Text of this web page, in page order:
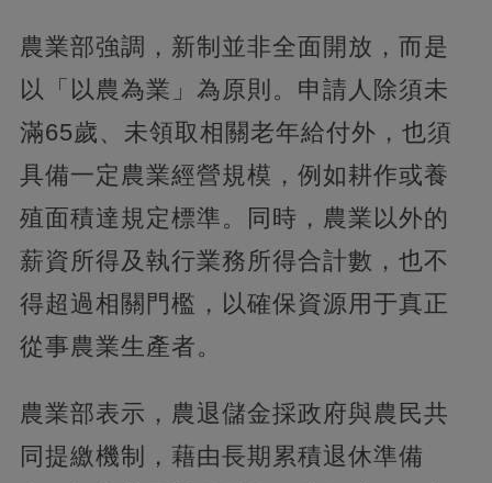
農業部強調，新制並非全面開放，而是
以「以農為業」為原則。申請人除須未
滿65歲、未領取相關老年給付外，也須
具備一定農業經營規模，例如耕作或養
殖面積達規定標準。同時，農業以外的
薪資所得及執行業務所得合計數，也不
得超過相關門檻，以確保資源用于真正
從事農業生產者。
農業部表示，農退儲金採政府與農民共
同提繳機制，藉由長期累積退休準備